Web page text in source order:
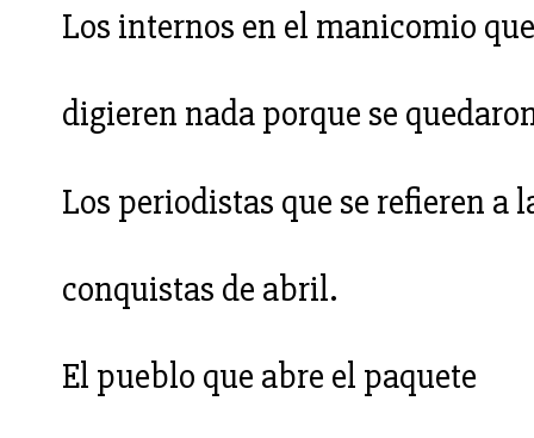
Los internos en el manicomio
digieren nada porque se
Los periodistas que se refieren a
conquistas de abril.
El pueblo que abre el paquete